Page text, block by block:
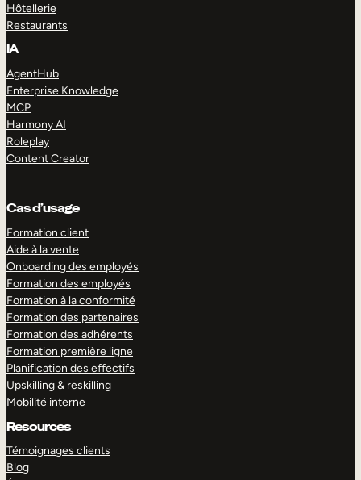
Hôtellerie
Restaurants
IA
AgentHub
Enterprise Knowledge
MCP
Harmony AI
Roleplay
Content Creator
Cas d’usage
Formation client
Aide à la vente
Onboarding des employés
Formation des employés
Formation à la conformité
Formation des partenaires
Formation des adhérents
Formation première ligne
Planification des effectifs
Upskilling & reskilling
Mobilité interne
Resources
Témoignages clients
Blog